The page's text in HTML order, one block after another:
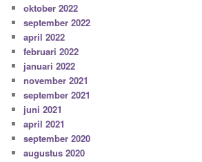
oktober 2022
september 2022
april 2022
februari 2022
januari 2022
november 2021
september 2021
juni 2021
april 2021
september 2020
augustus 2020